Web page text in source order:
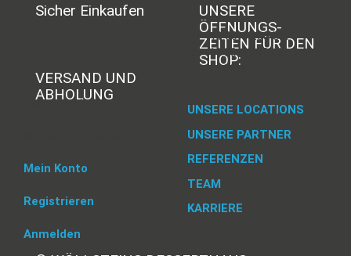
Sicher Einkaufen
VERSAND UND
ABHOLUNG
Versand mit DHL
Mein Konto
Registrieren
Anmelden
UNSERE
ÖFFNUNGS­
ZEITEN FÜR DEN
SHOP:
Mi - 11:00-17:00 Uhr
Do -11:00-17:00 Uhr
Fr - 11:00-17:00 Uhr
UNSERE LOCATIONS
UNSERE PARTNER
REFERENZEN
TEAM
KARRIERE